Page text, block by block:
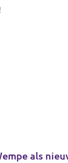
als